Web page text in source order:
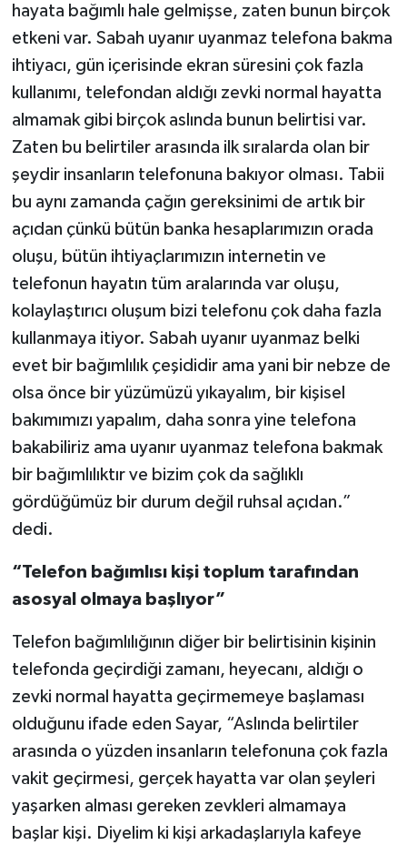
hayata bağımlı hale gelmişse, zaten bunun birçok
etkeni var. Sabah uyanır uyanmaz telefona bakma
ihtiyacı, gün içerisinde ekran süresini çok fazla
kullanımı, telefondan aldığı zevki normal hayatta
almamak gibi birçok aslında bunun belirtisi var.
Zaten bu belirtiler arasında ilk sıralarda olan bir
şeydir insanların telefonuna bakıyor olması. Tabii
bu aynı zamanda çağın gereksinimi de artık bir
açıdan çünkü bütün banka hesaplarımızın orada
oluşu, bütün ihtiyaçlarımızın internetin ve
telefonun hayatın tüm aralarında var oluşu,
kolaylaştırıcı oluşum bizi telefonu çok daha fazla
kullanmaya itiyor. Sabah uyanır uyanmaz belki
evet bir bağımlılık çeşididir ama yani bir nebze de
olsa önce bir yüzümüzü yıkayalım, bir kişisel
bakımımızı yapalım, daha sonra yine telefona
bakabiliriz ama uyanır uyanmaz telefona bakmak
bir bağımlılıktır ve bizim çok da sağlıklı
gördüğümüz bir durum değil ruhsal açıdan.”
dedi.
“Telefon bağımlısı kişi toplum tarafından
asosyal olmaya başlıyor”
Telefon bağımlılığının diğer bir belirtisinin kişinin
telefonda geçirdiği zamanı, heyecanı, aldığı o
zevki normal hayatta geçirmemeye başlaması
olduğunu ifade eden Sayar, “Aslında belirtiler
arasında o yüzden insanların telefonuna çok fazla
vakit geçirmesi, gerçek hayatta var olan şeyleri
yaşarken alması gereken zevkleri almamaya
başlar kişi. Diyelim ki kişi arkadaşlarıyla kafeye